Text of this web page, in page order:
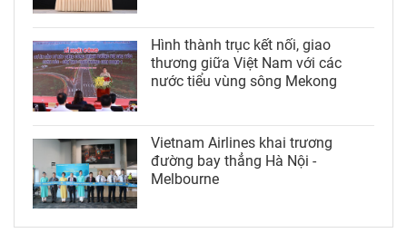
Hình thành trục kết nối, giao
thương giữa Việt Nam với các
nước tiểu vùng sông Mekong
Vietnam Airlines khai trương
đường bay thẳng Hà Nội -
Melbourne